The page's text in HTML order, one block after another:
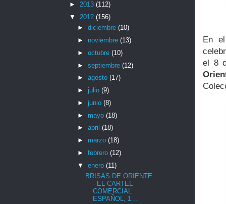
En
el 8
► 2013 (112)
▼ 2012 (156)
► diciembre (10)
► noviembre (13)
► octubre (10)
► septiembre (12)
► agosto (17)
► julio (9)
► junio (8)
► mayo (18)
► abril (18)
► marzo (18)
► febrero (12)
▼ enero (11)
BRISAS DE ORIENTE
- EL CARTEL
COMERCIAL
ESPAÑOL, 1...